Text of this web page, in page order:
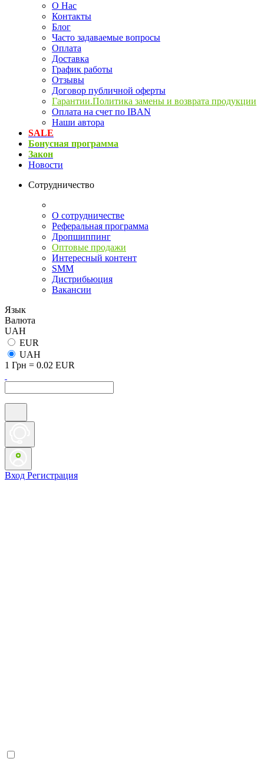
О Нас
Контакты
Блог
Часто задаваемые вопросы
Оплата
Доставка
График работы
Отзывы
Договор публичной оферты
Гарантии.Политика замены и возврата продукции
Оплата на счет по IBAN
Наши автора
SALE
Бонусная программа
Закон
Новости
Сотрудничество
О сотрудничестве
Реферальная программа
Дропшиппинг
Оптовые продажи
Интересный контент
SMM
Дистрибьюция
Вакансии
Язык
Валюта
UAH
EUR
UAH
1 Грн = 0.02 EUR
Вход Регистрация